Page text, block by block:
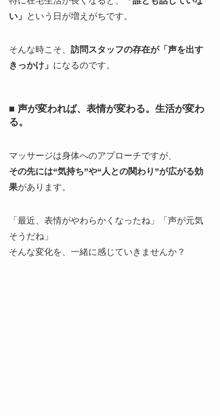
い」
という日が増えがちです。
そんな時こそ、 訪問スタッフの存在が「声を出す
きっかけ」 になるのです。
■ 声が変われば、表情が変わる。生活が変わ
る。
マッサージは身体へのアプローチですが、
その先には“気持ち”や“人との関わり”が広がる効
果があります。
「最近、表情がやわらかくなったね」「声が元気
そうだね」
そんな変化を、一緒に感じていきませんか？